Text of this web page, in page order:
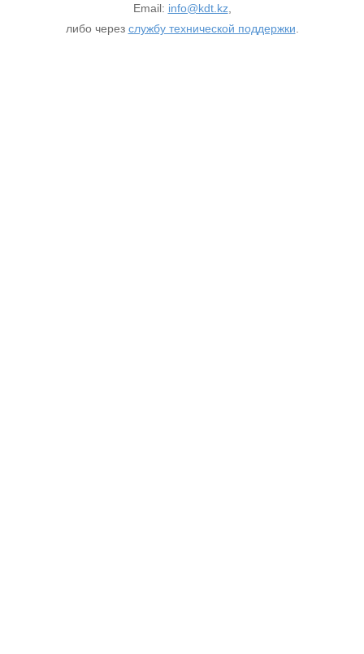
Email: info@kdt.kz,
либо через службу технической поддержки.